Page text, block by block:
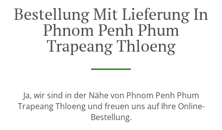
Bestellung Mit Lieferung In
Phnom Penh Phum
Trapeang Thloeng
Ja, wir sind in der Nähe von Phnom Penh Phum
Trapeang Thloeng und freuen uns auf Ihre Online-
Bestellung.